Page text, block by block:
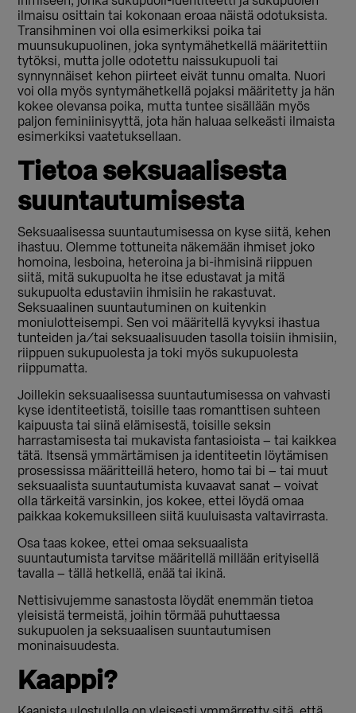
ilmaisu osittain tai kokonaan eroaa näistä odotuksista.
Transihminen voi olla esimerkiksi poika tai
muunsukupuolinen, joka syntymähetkellä määritettiin
tytöksi, mutta jolle odotettu naissukupuoli tai
synnynnäiset kehon piirteet eivät tunnu omalta. Nuori
voi olla myös syntymähetkellä pojaksi määritetty ja hän
kokee olevansa poika, mutta tuntee sisällään myös
paljon feminiinisyyttä, jota hän haluaa selkeästi ilmaista
esimerkiksi vaatetuksellaan.
Tietoa seksuaalisesta
suuntautumisesta
Seksuaalisessa suuntautumisessa on kyse siitä, kehen
ihastuu. Olemme tottuneita näkemään ihmiset joko
homoina, lesboina, heteroina ja bi-ihmisinä riippuen
siitä, mitä sukupuolta he itse edustavat ja mitä
sukupuolta edustaviin ihmisiin he rakastuvat.
Seksuaalinen suuntautuminen on kuitenkin
moniulotteisempi. Sen voi määritellä kyvyksi ihastua
tunteiden ja/tai seksuaalisuuden tasolla toisiin ihmisiin,
riippuen sukupuolesta ja toki myös sukupuolesta
riippumatta.
Joillekin seksuaalisessa suuntautumisessa on vahvasti
kyse identiteetistä, toisille taas romanttisen suhteen
kaipuusta tai siinä elämisestä, toisille seksin
harrastamisesta tai mukavista fantasioista – tai kaikkea
tätä. Itsensä ymmärtämisen ja identiteetin löytämisen
prosessissa määritteillä hetero, homo tai bi – tai muut
seksuaalista suuntautumista kuvaavat sanat – voivat
olla tärkeitä varsinkin, jos kokee, ettei löydä omaa
paikkaa kokemuksilleen siitä kuuluisasta valtavirrasta.
Osa taas kokee, ettei omaa seksuaalista
suuntautumista tarvitse määritellä millään erityisellä
tavalla – tällä hetkellä, enää tai ikinä.
Nettisivujemme sanastosta löydät enemmän tietoa
yleisistä termeistä, joihin törmää puhuttaessa
sukupuolen ja seksuaalisen suuntautumisen
moninaisuudesta.
Kaappi?